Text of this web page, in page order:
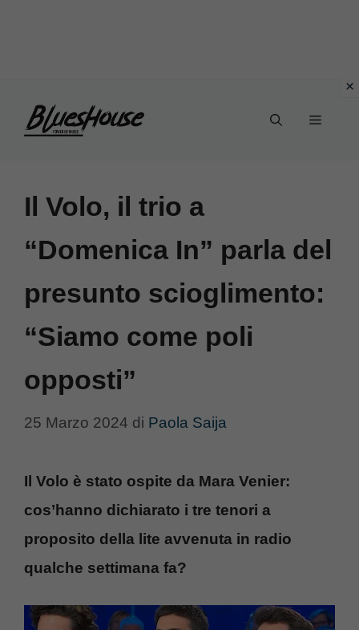
Menu
Il Volo, il trio a
“Domenica In” parla del
presunto scioglimento:
“Siamo come poli
opposti”
25 Marzo 2024 di Paola Saija
Il Volo è stato ospite da Mara Venier:
cos’hanno dichiarato i tre tenori a
proposito della lite avvenuta in radio
qualche settimana fa?